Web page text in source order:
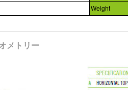
Weight
メトリー